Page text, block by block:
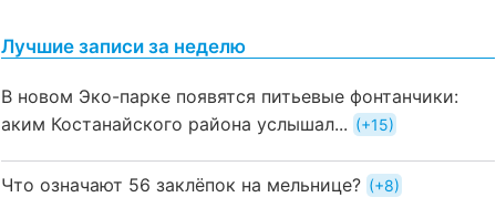
Лучшие записи за неделю
В новом Эко-парке появятся питьевые фонтанчики:
аким Костанайского района услышал...
+15
Что означают 56 заклёпок на мельнице? +8